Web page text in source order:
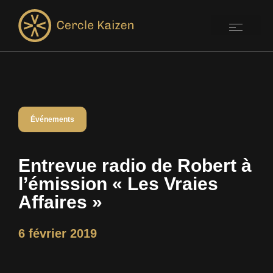
Événements
Entrevue radio de Robert à
l’émission « Les Vraies
Affaires »
6 février 2019